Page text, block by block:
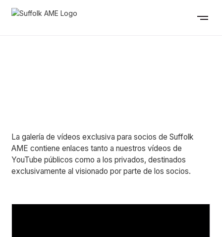
La galería de vídeos exclusiva para socios de Suffolk
AME contiene enlaces tanto a nuestros vídeos de
YouTube públicos como a los privados, destinados
exclusivamente al visionado por parte de los socios.